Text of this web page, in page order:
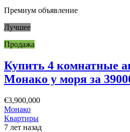
Премиум объявление
Лучшее
Продажа
Купить 4 комнатные
Монако у моря за
€3,900,000
Монако
Квартиры
7 лет назад